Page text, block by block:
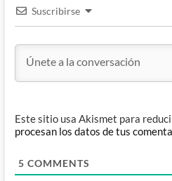
Suscribirse
Este sitio usa Akismet para
procesan los datos de tus
5 COMMENTS